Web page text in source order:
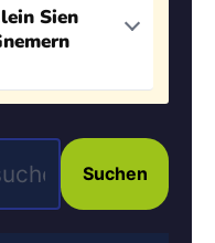
Sien
Suchen